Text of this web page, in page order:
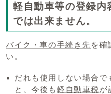
軽自動車等の登録内
では出来ません。
バイク・車の手続き先 を確
い。
だれも使用しない場合で
と、今後も 軽自動車税が